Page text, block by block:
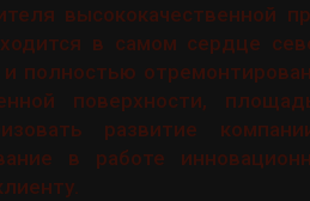
высококачественной
в самом сердце
полностью
поверхности,
развитие
в работе